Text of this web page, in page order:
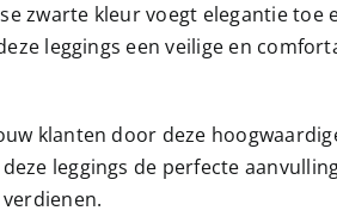
zwarte kleur voegt elegantie toe
leggings een veilige en
klanten door deze
leggings de perfecte